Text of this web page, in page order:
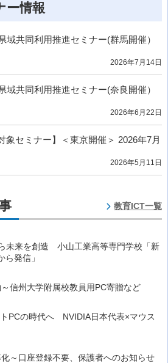
ー情報
域共同利用推進セミナー(群馬開催）
2026年7月14日
域共同利用推進セミナー(奈良開催）
2026年6月22日
象セミナー】＜東京開催＞ 2026年7月
2026年5月11日
教育ICT一覧
未来を創造 小山工業高等専門学校「新
ら発信」
信州大学附属校教員用PC寄贈など
PCの時代へ NVIDIA日本代表×マウス
～口座登録不要、保護者へのお知らせ